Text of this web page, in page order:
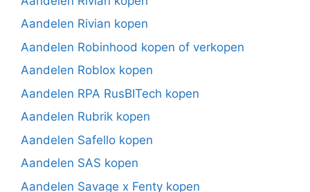
Aandelen Rivian kopen
Aandelen Robinhood kopen of verkopen
Aandelen Roblox kopen
Aandelen RPA RusBITech kopen
Aandelen Rubrik kopen
Aandelen Safello kopen
Aandelen SAS kopen
Aandelen Savage x Fenty kopen